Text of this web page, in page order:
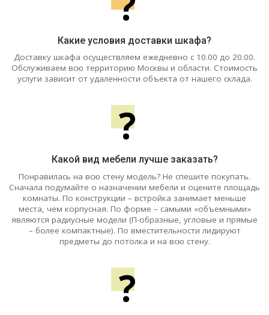
Какие условия доставки шкафа?
Доставку шкафа осуществляем ежедневно с 10.00 до 20.00.
Обслуживаем всю территорию Москвы и области. Стоимость
услуги зависит от удаленности объекта от нашего склада.
?
Какой вид мебели лучше заказать?
Понравилась на всю стену модель? Не спешите покупать.
Сначала подумайте о назначении мебели и оцените площадь
комнаты. По конструкции – встройка занимает меньше
места, чем корпусная. По форме – самыми «объемными»
являются радиусные модели (П-образные, угловые и прямые
– более компактные). По вместительности лидируют
предметы до потолка и на всю стену.
?